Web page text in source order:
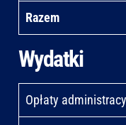
Razem
Wydatki
Opłaty